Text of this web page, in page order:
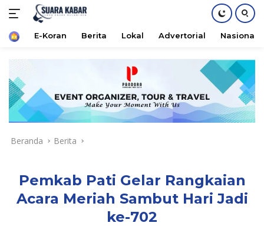
konten
HomeE-Koran Berita Lokal Advertorial Nasional
Beranda Berita
Pemkab Pati Gelar Rangkaian
Acara Meriah Sambut Hari Jadi
ke-702